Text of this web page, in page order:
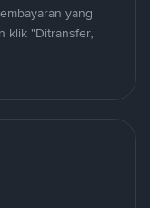
yang
klik "Ditransfer,